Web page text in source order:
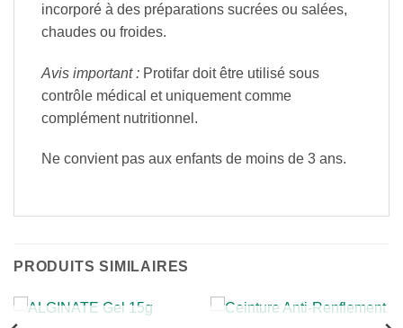
incorporé à des préparations sucrées ou salées,
chaudes ou froides.
Avis important : Protifar doit être utilisé sous
contrôle médical et uniquement comme
complément nutritionnel.
Ne convient pas aux enfants de moins de 3 ans.
PRODUITS SIMILAIRES